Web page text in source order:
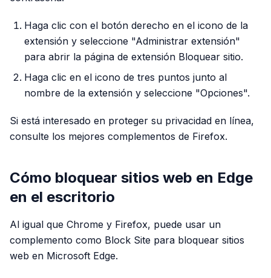
Haga clic con el botón derecho en el icono de la
extensión y seleccione "Administrar extensión"
para abrir la página de extensión Bloquear sitio.
Haga clic en el icono de tres puntos junto al
nombre de la extensión y seleccione "Opciones".
Si está interesado en proteger su privacidad en línea,
consulte los mejores complementos de Firefox.
Cómo bloquear sitios web en Edge
en el escritorio
Al igual que Chrome y Firefox, puede usar un
complemento como Block Site para bloquear sitios
web en Microsoft Edge.